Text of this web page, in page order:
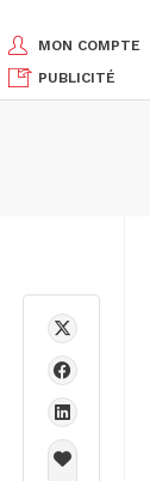
MON COMPTE
PUBLICITÉ